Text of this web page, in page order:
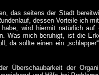
das seitens der Stadt
dessen Vorteile ich
wird hiermit natürlich
Was mich beruhigt, ist die
da sollte einen ein
Überschaubarkeit der